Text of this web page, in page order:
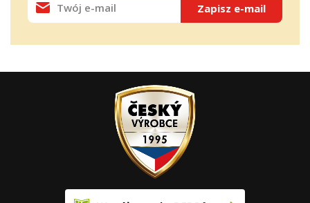
Zapisz e-mail